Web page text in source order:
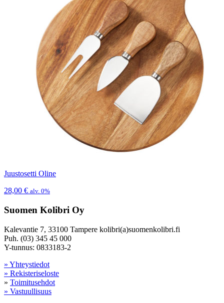
Juustosetti Oline
28,00 € alv. 0%
Suomen Kolibri Oy
Kalevantie 7, 33100 Tampere kolibri(a)suomenkolibri.fi
Puh. (03) 345 45 000
Y-tunnus: 0833183-2
» Yhteystiedot
» Rekisteriseloste
» Toimitusehdot
» Vastuullisuus